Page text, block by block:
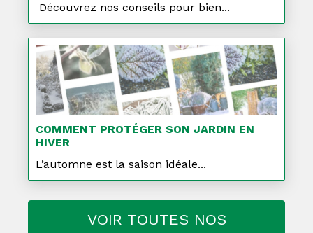
Découvrez nos conseils pour bien...
COMMENT PROTÉGER SON JARDIN EN
HIVER
L’automne est la saison idéale...
VOIR TOUTES NOS